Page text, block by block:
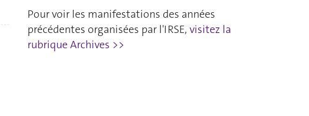
Pour voir les manifestations des années
précédentes organisées par l'IRSE, visitez la
rubrique Archives >>